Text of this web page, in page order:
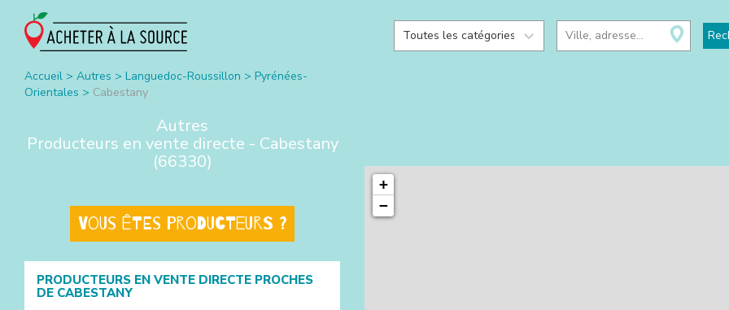
Toutes les catégories Ville, adresse...
Accueil > Autres > Languedoc-Roussillon > Pyrénées-
Orientales > Cabestany
Autres
Producteurs en vente directe - Cabestany
(66330)
Vous êtes producteurs ?
PRODUCTEURS EN VENTE DIRECTE PROCHES
DE CABESTANY
+
−